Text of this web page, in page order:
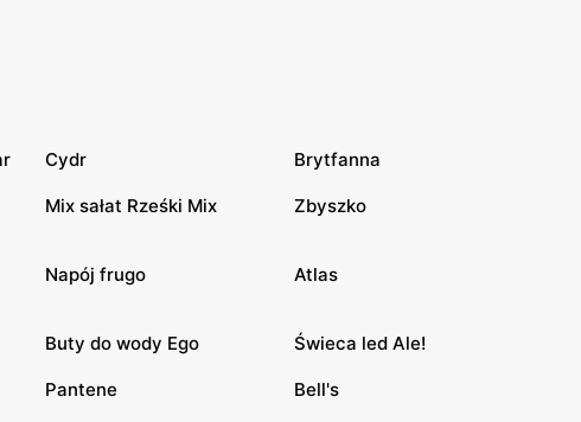
Cydr Brytfanna
Mix sałat Rześki Mix Zbyszko
Napój frugo Atlas
Buty do wody Ego Świeca led Ale!
Pantene Bell's